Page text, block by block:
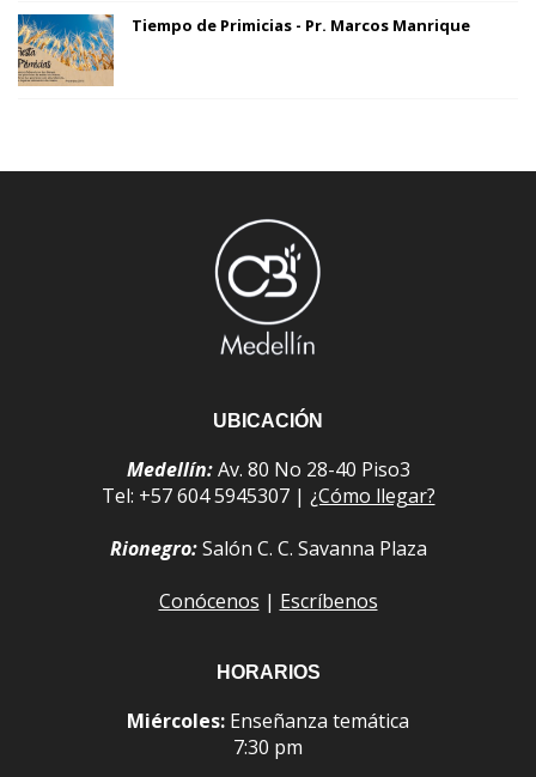
Tiempo de Primicias - Pr. Marcos Manrique
UBICACIÓN
Medellín:Av. 80 No 28-40 Piso3
Tel: +57 604 5945307 | ¿Cómo llegar?
Rionegro:Salón C. C. Savanna Plaza
Conócenos | Escríbenos
HORARIOS
Miércoles: Enseñanza temática
7:30 pm